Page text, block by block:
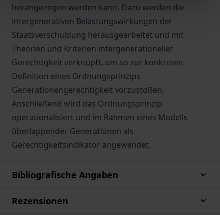
herangezogen werden kann. Dazu werden die
intergenerativen Belastungswirkungen der
Staatsverschuldung herausgearbeitet und mit
Theorien und Kriterien intergenerationeller
Gerechtigkeit verknüpft, um so zur konkreten
Definition eines Ordnungsprinzips
Generationengerechtigkeit vorzustoßen.
Anschließend wird das Ordnungsprinzip
operationalisiert und im Rahmen eines Modells
überlappender Generationen als
Gerechtigkeitsindikator angewendet.
Bibliografische Angaben
Rezensionen